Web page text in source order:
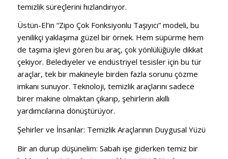
temizlik süreçlerini hızlandırıyor.
Üstün-El’in “Zipo Çok Fonksiyonlu Taşıyıcı” modeli, bu
yenilikçi yaklaşıma güzel bir örnek. Hem süpürme hem
de taşıma işlevi gören bu araç, çok yönlülüğüyle dikkat
çekiyor. Belediyeler ve endüstriyel tesisler için bu tür
araçlar, tek bir makineyle birden fazla sorunu çözme
imkanı sunuyor. Teknoloji, temizlik araçlarını sadece
birer makine olmaktan çıkarıp, şehirlerin akıllı
yardımcılarına dönüştürüyor.
Şehirler ve İnsanlar: Temizlik Araçlarının Duygusal Yüzü
Bir an durup düşünelim: Sabah işe giderken temiz bir